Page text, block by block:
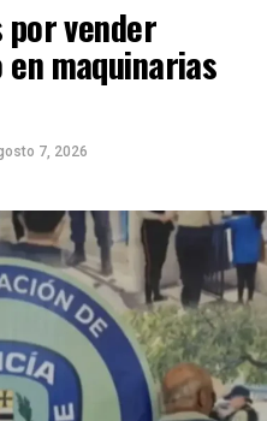
vender
maquinarias
7, 2026